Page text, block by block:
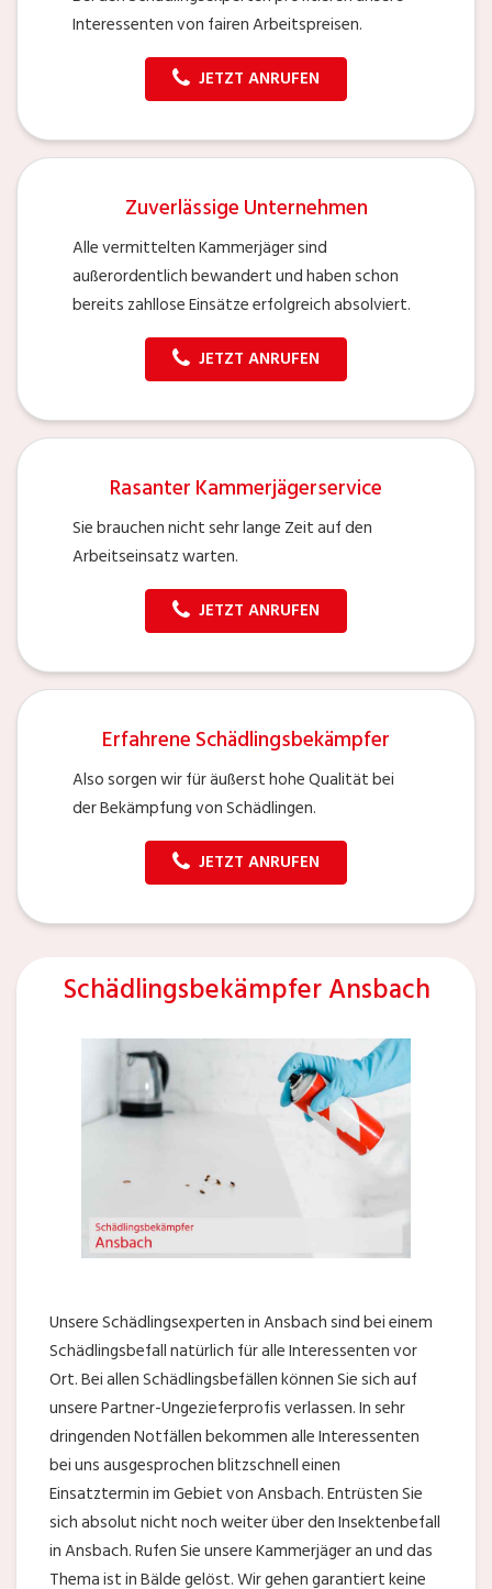
Interessenten von fairen Arbeitspreisen.
JETZT ANRUFEN
Zuverlässige Unternehmen
Alle vermittelten Kammerjäger sind
außerordentlich bewandert und haben schon
bereits zahllose Einsätze erfolgreich absolviert.
JETZT ANRUFEN
Rasanter Kammerjägerservice
Sie brauchen nicht sehr lange Zeit auf den
Arbeitseinsatz warten.
JETZT ANRUFEN
Erfahrene Schädlingsbekämpfer
Also sorgen wir für äußerst hohe Qualität bei
der Bekämpfung von Schädlingen.
JETZT ANRUFEN
Schädlingsbekämpfer Ansbach
Unsere Schädlingsexperten in Ansbach sind bei einem
Schädlingsbefall natürlich für alle Interessenten vor
Ort. Bei allen Schädlingsbefällen können Sie sich auf
unsere Partner-Ungezieferprofis verlassen. In sehr
dringenden Notfällen bekommen alle Interessenten
bei uns ausgesprochen blitzschnell einen
Einsatztermin im Gebiet von Ansbach. Entrüsten Sie
sich absolut nicht noch weiter über den Insektenbefall
in Ansbach. Rufen Sie unsere Kammerjäger an und das
Thema ist in Bälde gelöst. Wir gehen garantiert keine